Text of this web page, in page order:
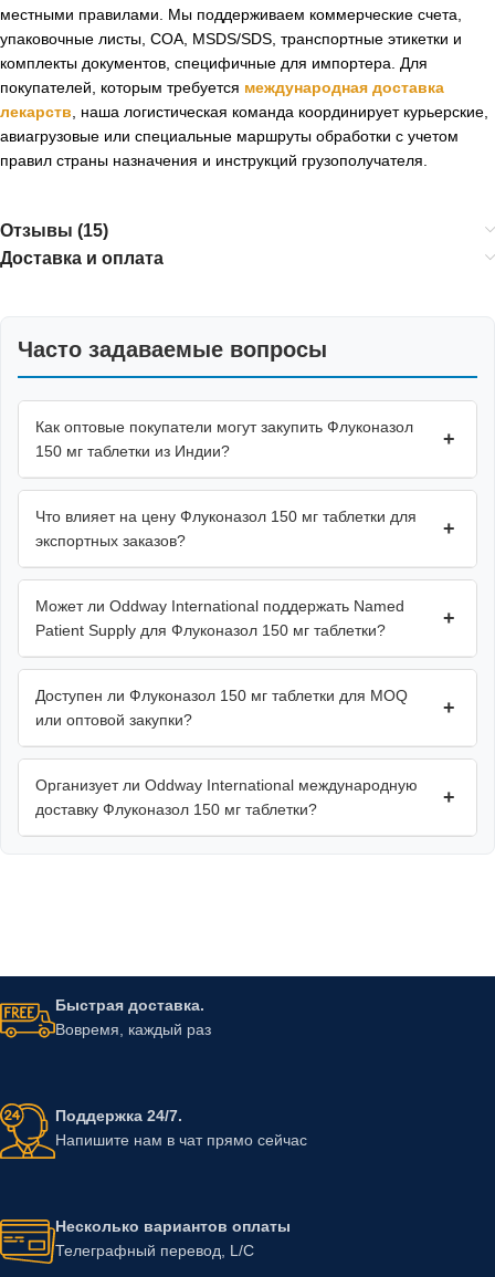
местными правилами. Мы поддерживаем коммерческие счета,
упаковочные листы, COA, MSDS/SDS, транспортные этикетки и
комплекты документов, специфичные для импортера. Для
покупателей, которым требуется международная доставка
лекарств , наша логистическая команда координирует курьерские,
авиагрузовые или специальные маршруты обработки с учетом
правил страны назначения и инструкций грузополучателя.
Отзывы (15)
Доставка и оплата
Часто задаваемые вопросы
Как оптовые покупатели могут закупить Флуконазол
150 мг таблетки из Индии?
+
Что влияет на цену Флуконазол 150 мг таблетки для
экспортных заказов?
+
Может ли Oddway International поддержать Named
Patient Supply для Флуконазол 150 мг таблетки?
+
Доступен ли Флуконазол 150 мг таблетки для MOQ
или оптовой закупки?
+
Организует ли Oddway International международную
доставку Флуконазол 150 мг таблетки?
+
Быстрая доставка.
Вовремя, каждый раз
Поддержка 24/7.
Напишите нам в чат прямо сейчас
Несколько вариантов оплаты
Телеграфный перевод, L/C